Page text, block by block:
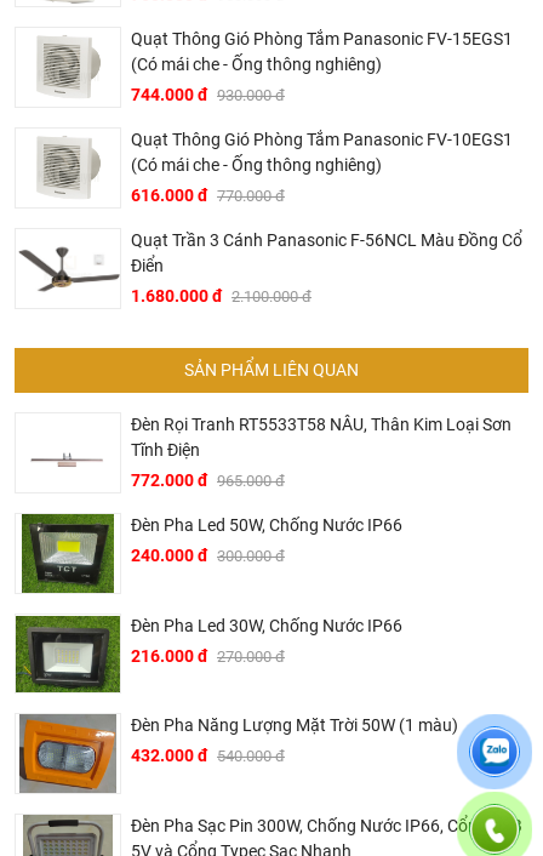
Đèn gỗ thả Sunny DT15 màu gỗ vàng
Đèn thả Sunny phù hợp cho nhiều không gian nội thất
như phòng khách, phòng bếp, phòng ăn, hay các quán
cafe, nhà hàng, mang đến một không gian ấm cúng, sang
trọng nhưng vẫn đầy ấn tượng. Sản phẩm không chỉ là
mang phong cách tối giản nhưng đẳng cấp.
Đèn gỗ thả Sunny DT15 màu gỗ
Quạt Thông Gió Phòng Tắm Panasonic FV-15EGS1
(Có mái che - Ống thông nghiêng)
744.000 đ 930.000 đ
Quạt Thông Gió Phòng Tắm Panasonic FV-10EGS1
(Có mái che - Ống thông nghiêng)
616.000 đ 770.000 đ
Quạt Trần 3 Cánh Panasonic F-56NCL Màu Đồng Cổ
Điển
1.680.000 đ 2.100.000 đ
SẢN PHẨM LIÊN QUAN
Đèn Rọi Tranh RT5533T58 NÂU, Thân Kim Loại Sơn
Tĩnh Điện
772.000 đ 965.000 đ
Đèn Pha Led 50W, Chống Nước IP66
240.000 đ 300.000 đ
Đèn Pha Led 30W, Chống Nước IP66
216.000 đ 270.000 đ
Đèn Pha Năng Lượng Mặt Trời 50W (1 màu)
432.000 đ 540.000 đ
Đèn Pha Sạc Pin 300W, Chống Nước IP66, Cổng USB
5V và Cổng Typec Sạc Nhanh